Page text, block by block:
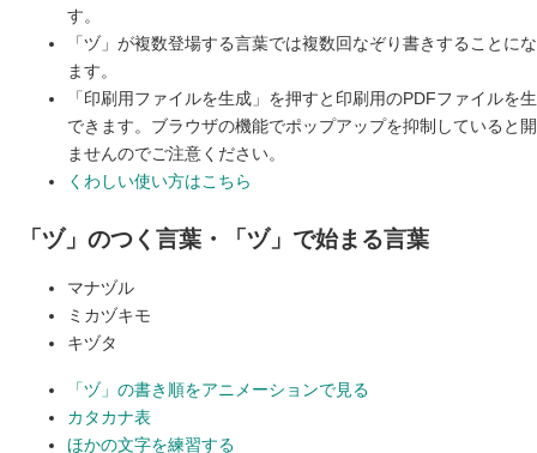
す。
「ヅ」が複数登場する言葉では複数回なぞり書きすることに
ます。
「印刷用ファイルを生成」を押すと印刷用のPDFファイルを
できます。ブラウザの機能でポップアップを抑制していると
ませんのでご注意ください。
くわしい使い方はこちら
「ヅ」のつく言葉・「ヅ」で始まる言葉
マナヅル
ミカヅキモ
キヅタ
「ヅ」の書き順をアニメーションで見る
カタカナ表
ほかの文字を練習する